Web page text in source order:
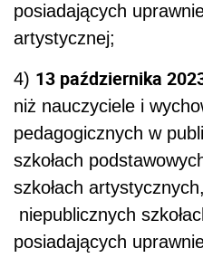
posiadających
artystycznej;
4) 13 października
niż nauczyciele i
pedagogicznych w
szkołach
szkołach
niepublicznych
posiadających